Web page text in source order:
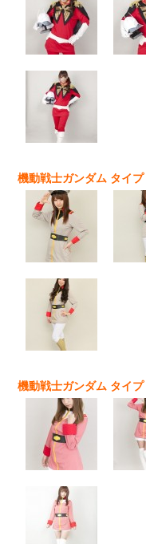
機動戦士ガンダム タイ
機動戦士ガンダム タイ